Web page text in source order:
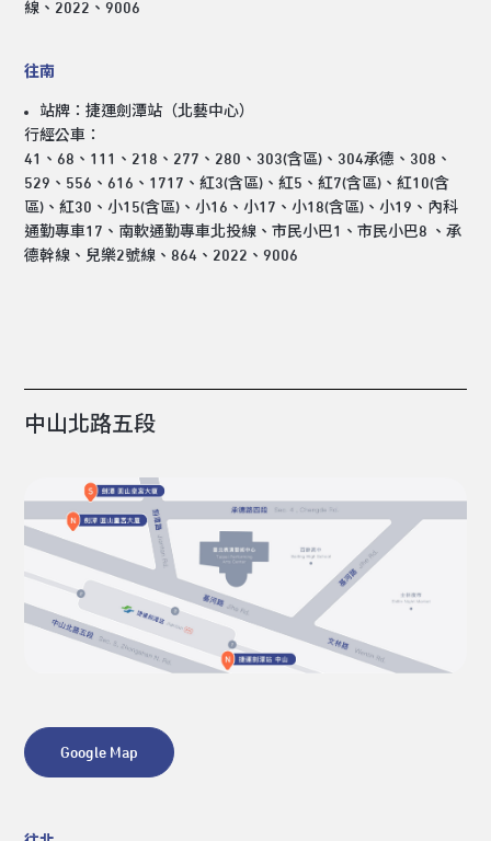
線、2022、9006
往南
站牌：捷運劍潭站（北藝中心）
行經公車：
41、68、111、218、277、280、303(含區)、304承德、308、
529、556、616、1717、紅3(含區)、紅5、紅7(含區)、紅10(含
區)、紅30、小15(含區)、小16、小17、小18(含區)、小19、內科
通勤專車17、南軟通勤專車北投線、市民小巴1、市民小巴8 、承
德幹線、兒樂2號線、864、2022、9006
中山北路五段
Google Map